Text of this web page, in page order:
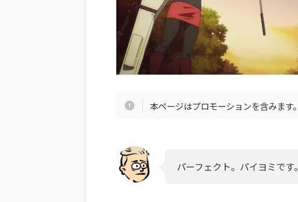
本ページはプロモーションを含みます。
パーフェクト。パイヨミです。